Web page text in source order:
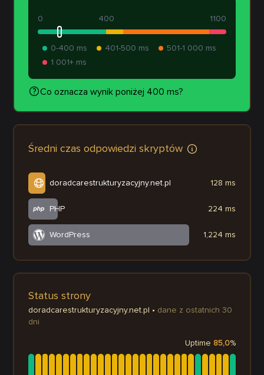
400
0 1100
0-400 ms 401-500 ms
501-1 000 ms
1 001+ ms
Co oznacza wynik poniżej 400 ms?
Średni czas odpowiedzi skryptów
doradcarestrukturyzacyjny.net.pl
PHP
WordPress
128 ms
224 ms
1,224 ms
Status strony
doradcarestrukturyzacyjny.net.pl • dane z ostatnich 30
dni
Uptime 85,0%